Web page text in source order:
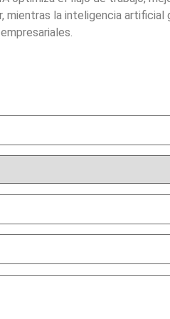
la inteligencia